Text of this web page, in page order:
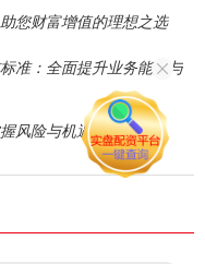
您财富增值的理想之选
准：全面提升业务能力与
风险与机遇